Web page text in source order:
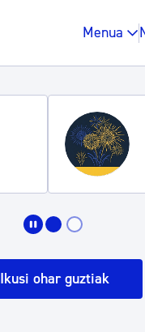
Menua
Ikusi ohar guztiak